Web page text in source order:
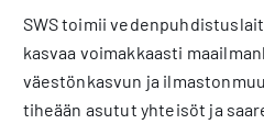
SWS toimii
kasvaa voimakkaasti
väestönkasvun ja
tiheään asutut yhteisöt ja